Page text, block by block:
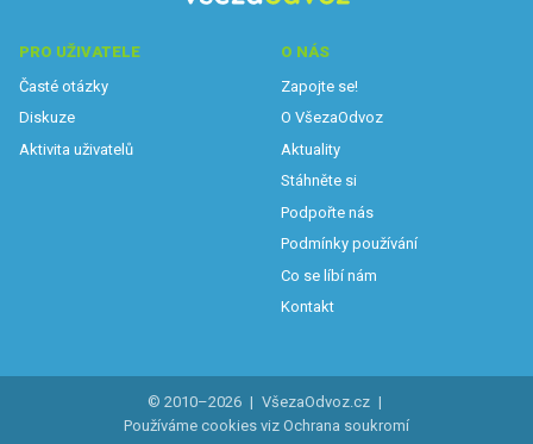
PRO UŽIVATELE
Časté otázky
Diskuze
Aktivita uživatelů
O NÁS
Zapojte se!
O VšezaOdvoz
Aktuality
Stáhněte si
Podpořte nás
Podmínky používání
Co se líbí nám
Kontakt
© 2010–2026 | VšezaOdvoz.cz |
Používáme cookies viz Ochrana soukromí